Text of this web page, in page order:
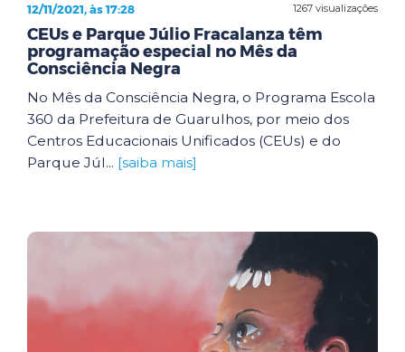
1267 visualizações
12/11/2021, às 17:28
CEUs e Parque Júlio Fracalanza têm
programação especial no Mês da
Consciência Negra
No Mês da Consciência Negra, o Programa Escola
360 da Prefeitura de Guarulhos, por meio dos
Centros Educacionais Unificados (CEUs) e do
Parque Júl... [saiba mais]